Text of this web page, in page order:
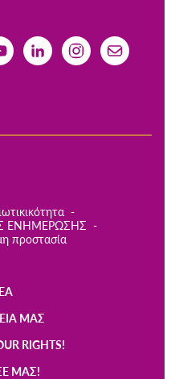
ΕΝΗΜΕΡΩΣΗΣ
προστασία
ΜΑΣ
RIGHTS!
ΜΑΣ!